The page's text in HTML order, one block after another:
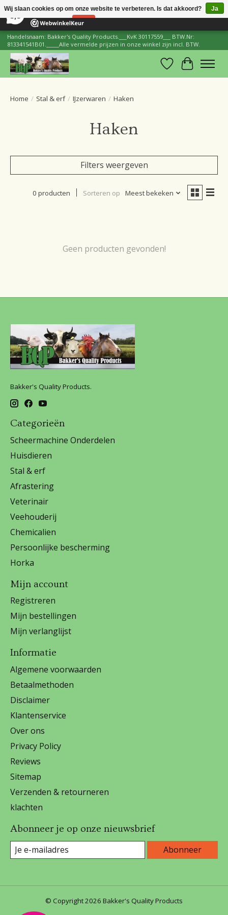
206 Reviews ×
Handelsnaam: Bakker's Quality Products.___KvK 30117559___ BTW.Nr:
813341541B01._____Alle vermelde prijzen in onze winkel zijn incl. BTW.
Verlanglijst
Home / Stal & erf / IJzerwaren / Haken
Haken
Filters weergeven
0 producten Sorteren op Meest bekeken
Geen producten gevonden!
Bakker's Quality Products.
Categorieën
Scheermachine Onderdelen
Huisdieren
Stal & erf
Afrastering
Veterinair
Veehouderij
Chemicalien
Persoonlijke bescherming
Horka
Mijn account
Registreren
Mijn bestellingen
Mijn verlanglijst
Informatie
Algemene voorwaarden
Betaalmethoden
Disclaimer
Klantenservice
Over ons
Privacy Policy
Reviews
Sitemap
Verzenden & retourneren
klachten
Abonneer je op onze nieuwsbrief
Abonneer
© Copyright 2026 Bakker's Quality Products
Wij slaan cookies op om onze website te verbeteren. Is dat akkoord?
Ja
Nee